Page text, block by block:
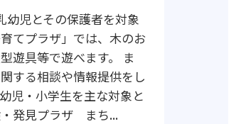
幼児とその保護者を対象
てプラザ」では、木のお
遊具等で遊べます。 ま
する相談や情報提供をし
児・小学生を主な対象と
・発見プラザ まち...